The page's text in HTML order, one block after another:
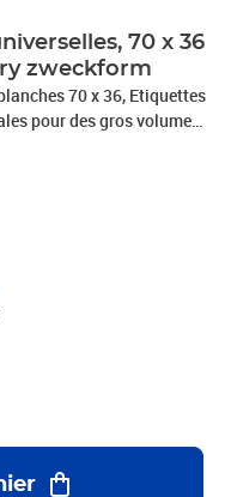
70 x 36
zweckform
70 x 36, Etiquettes
pour des gros volumes
d'impression : laser ,
Design&Print